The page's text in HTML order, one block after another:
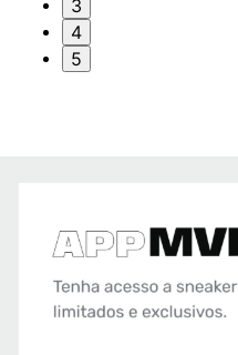
3
4
5